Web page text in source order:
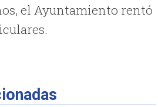
el Ayuntamiento rentó